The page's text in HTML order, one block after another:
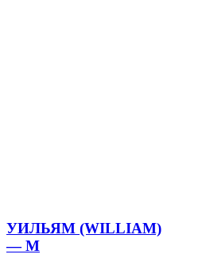
УИЛЬЯМ (WILLIAM)
— M